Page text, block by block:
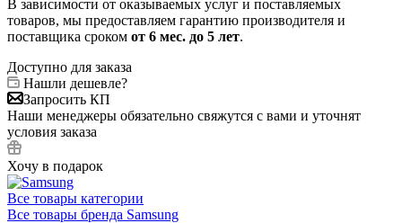
В зависимости от оказываемых услуг и поставляемых
товаров, мы предоставляем гарантию производителя и
поставщика сроком от 6 мес. до 5 лет.
Доступно для заказа
Нашли дешевле?
Запросить КП
Наши менеджеры обязательно свяжутся с вами и уточнят
условия заказа
Хочу в подарок
Все товары категории
Все товары бренда Samsung